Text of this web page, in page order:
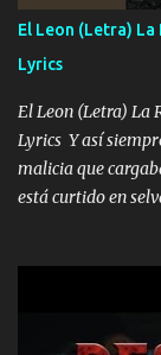
FALTA UN
HOMBRE
VIO POR LA
los HERMANOS
El Leon (Letra) La
Lyrics
El Leon (Letra) La
Lyrics Y así
malicia que
está curtido en
pa más pues hay
otra Música